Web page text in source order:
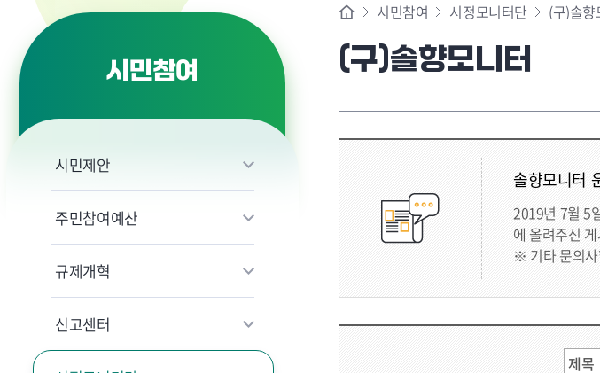
시민참여
시민제안
주민참여예산
규제개혁
신고센터
시민참여 시정모니터단 (구)솔향
(구)솔향모니터
솔향모니터
2019년 7월 5
에 올려주신
※ 기타 문의